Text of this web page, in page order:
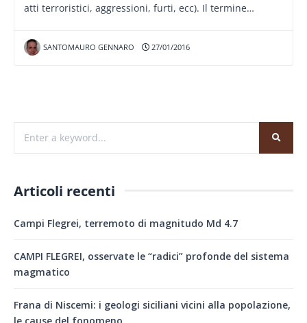
atti terroristici, aggressioni, furti, ecc). Il termine…
SANTOMAURO GENNARO 27/01/2016
Articoli recenti
Campi Flegrei, terremoto di magnitudo Md 4.7
CAMPI FLEGREI, osservate le “radici” profonde del sistema
magmatico
Frana di Niscemi: i geologi siciliani vicini alla popolazione,